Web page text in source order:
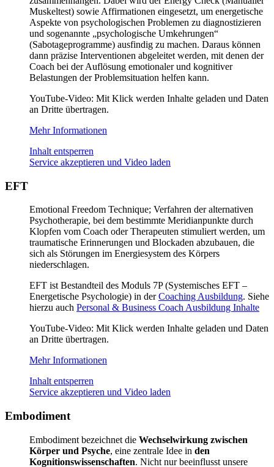
Muskeltest) sowie Affirmationen eingesetzt, um energetische
Aspekte von psychologischen Problemen zu diagnostizieren
und sogenannte „psychologische Umkehrungen“
(Sabotageprogramme) ausfindig zu machen. Daraus können
dann präzise Interventionen abgeleitet werden, mit denen der
Coach bei der Auflösung emotionaler und kognitiver
Belastungen der Problemsituation helfen kann.
YouTube-Video: Mit Klick werden Inhalte geladen und Daten
an Dritte übertragen.
Mehr Informationen
Inhalt entsperren
Service akzeptieren und Video laden
EFT
Emotional Freedom Technique; Verfahren der alternativen
Psychotherapie, bei dem bestimmte Meridianpunkte durch
Klopfen vom Coach oder Therapeuten stimuliert werden, um
traumatische Erinnerungen und Blockaden abzubauen, die
sich als Störungen im Energiesystem des Körpers
niederschlagen.
EFT ist Bestandteil des Moduls 7P (Systemisches EFT –
Energetische Psychologie) in derCoaching Ausbildung. Siehe
hierzu auch Personal & Business Coach Ausbildung Inhalte
YouTube-Video: Mit Klick werden Inhalte geladen und Daten
an Dritte übertragen.
Mehr Informationen
Inhalt entsperren
Service akzeptieren und Video laden
Embodiment
Embodiment bezeichnet die Wechselwirkung zwischen
Körper und Psyche, eine zentrale Idee in den
Kognitionswissenschaften. Nicht nur beeinflusst unsere